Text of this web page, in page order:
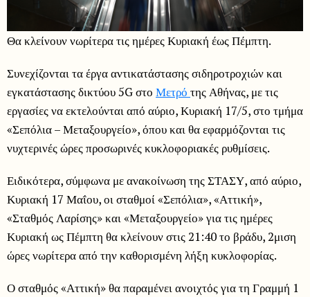
Θα κλείνουν νωρίτερα τις ημέρες Κυριακή έως Πέμπτη.
Συνεχίζονται τα έργα αντικατάστασης σιδηροτροχιών και
εγκατάστασης δικτύου 5G στο Μετρό της Αθήνας, με τις
εργασίες να εκτελούνται από αύριο, Κυριακή 17/5, στο τμήμα
«Σεπόλια – Μεταξουργείο», όπου και θα εφαρμόζονται τις
νυχτερινές ώρες προσωρινές κυκλοφοριακές ρυθμίσεις.
Ειδικότερα, σύμφωνα με ανακοίνωση της ΣΤΑΣΥ, από αύριο,
Κυριακή 17 Μαΐου, οι σταθμοί «Σεπόλια», «Αττική»,
«Σταθμός Λαρίσης» και «Μεταξουργείο» για τις ημέρες
Κυριακή ως Πέμπτη θα κλείνουν στις 21:40 το βράδυ, 2μιση
ώρες νωρίτερα από την καθορισμένη λήξη κυκλοφορίας.
Ο σταθμός «Αττική» θα παραμένει ανοιχτός για τη Γραμμή 1